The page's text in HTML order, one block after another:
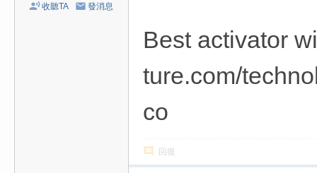
收聽TA
發消息
Best activator
ture.com/
co
回復